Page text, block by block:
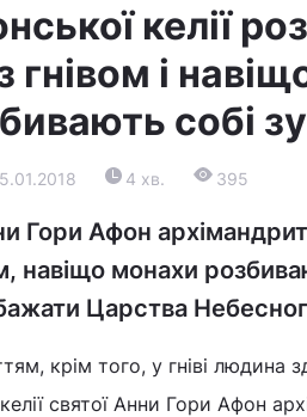
келії
гнівом і
собі
4 хв. 395
Гори Афон
навіщо монахи
Царства
крім того, у гніві людина
святої Анни Гори Афон